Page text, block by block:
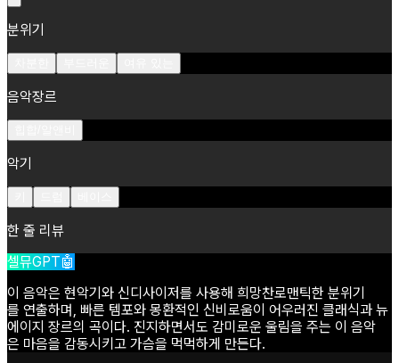
분위기
음악장르
악기
한 줄 리뷰
셀뮤GPT🤖
이 음악은 현악기와 신디사이저를 사용해 희망찬로맨틱한 분위기
를 연출하며, 빠른 템포와 몽환적인 신비로움이 어우러진 클래식과 뉴
에이지 장르의 곡이다. 진지하면서도 감미로운 울림을 주는 이 음악
은 마음을 감동시키고 가슴을 먹먹하게 만든다.